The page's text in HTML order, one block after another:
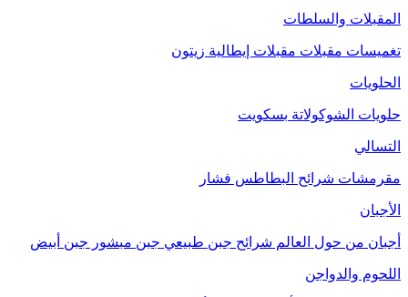
المقبلات والسلطات
تغميسات مقبلات مقبلات إيطالية زيتون
الحلويات
حلويات الشوكولاتة بسكويت
التسالي
مقرمشات شرائح البطاطس فشار
الأجبان
أجبان من حول العالم شرائح جبن طبيعي جبن مبشور جبن أبيض
اللحوم والدواجن